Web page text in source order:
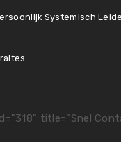
Systemisch
title="Snel